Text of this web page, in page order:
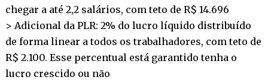
chegar a até 2,2 salários, com teto de R$ 14.696
> Adicional da PLR: 2% do lucro líquido distribuído
de forma linear a todos os trabalhadores, com teto de
R$ 2.100. Esse percentual está garantido tenha o
lucro crescido ou não